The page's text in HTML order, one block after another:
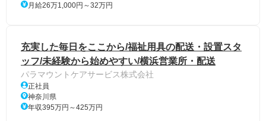
月給26万1,000円～32万円
充実した毎日をここから/福祉用具の配送・設置スタ
ッフ/未経験から始めやすい/横浜営業所・配送
パラマウントケアサービス株式会社
正社員
神奈川県
年収395万円～425万円